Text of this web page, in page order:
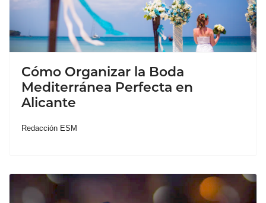
Cómo Organizar la Boda
Mediterránea Perfecta en
Alicante
Redacción ESM